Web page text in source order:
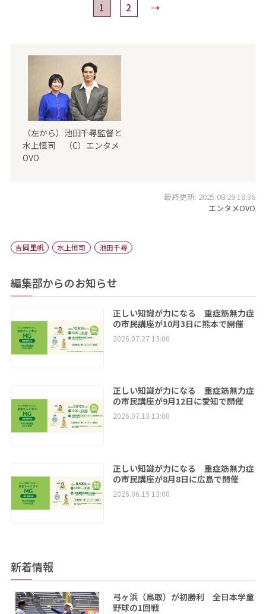
1 2 →
（左から）池田千尋監督と
水上恒司 （C）エンタメ
OVO
最終更新: 2025.08.29 18:36
エンタメOVO
吉岡里帆 水上恒司 池田千尋
編集部からのお知らせ
正しい知識が力になる 重症筋無力症
の市民講座が10月3日に熊本で開催
2026.07.27 13:00
正しい知識が力になる 重症筋無力症
の市民講座が9月12日に愛知で開催
2026.07.13 13:00
正しい知識が力になる 重症筋無力症
の市民講座が8月8日に広島で開催
2026.06.15 13:00
新着情報
弓ヶ浜（鳥取）が初勝利 全日本学童
野球の1回戦